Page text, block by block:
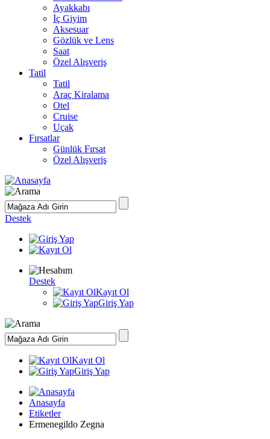
Ayakkabı
İç Giyim
Aksesuar
Gözlük ve Lens
Saat
Özel Alışveriş
Tatil
Tatil
Araç Kiralama
Otel
Cruise
Uçak
Fırsatlar
Günlük Fırsat
Özel Alışveriş
Destek
Destek
Kayıt Ol
Giriş Yap
Kayıt Ol
Giriş Yap
Anasayfa
Etiketler
Ermenegildo Zegna